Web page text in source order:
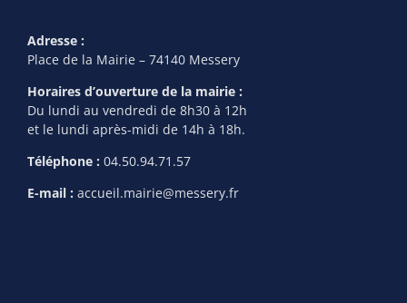
Adresse :
Place de la Mairie – 74140 Messery
Horaires d’ouverture de la mairie :
Du lundi au vendredi de 8h30 à 12h
et le lundi après-midi de 14h à 18h.
Téléphone : 04.50.94.71.57
E-mail : accueil.mairie@messery.fr